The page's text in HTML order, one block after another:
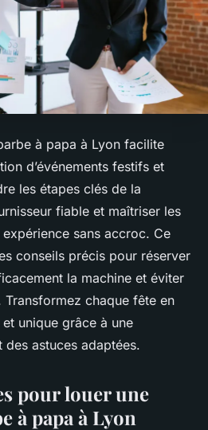
à papa à Lyon facilite
d’événements festifs et
les étapes clés de la
fiable et maîtriser les
sans accroc. Ce
conseils précis pour réserver
la machine et éviter
Transformez chaque fête en
unique grâce à une
astuces adaptées.
pour louer une
à papa à Lyon